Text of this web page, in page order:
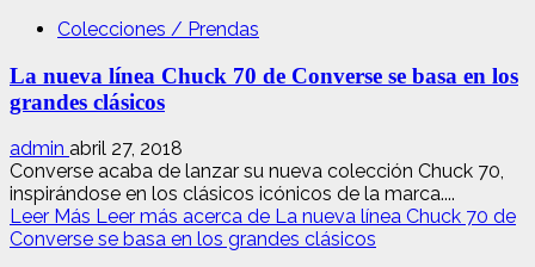
Colecciones / Prendas
La nueva línea Chuck 70 de Converse se basa en los
grandes clásicos
admin abril 27, 2018
Converse acaba de lanzar su nueva colección Chuck 70,
inspirándose en los clásicos icónicos de la marca....
Leer Más Leer más acerca de La nueva línea Chuck 70 de
Converse se basa en los grandes clásicos